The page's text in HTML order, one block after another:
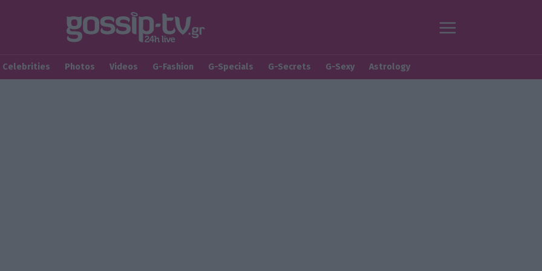
Celebrities Photos Videos G-Fashion G-Specials G-Secrets G-Sexy Astrology